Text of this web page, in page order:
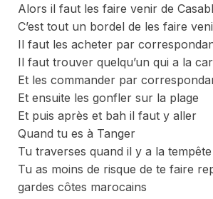
Alors il faut les faire venir de
C’est tout un bordel de les faire
Il faut les acheter par
Il faut trouver quelqu’un qui a la
Et les commander par
Et ensuite les gonfler sur la plage
Et puis après et bah il faut y aller
Quand tu es à Tanger
Tu traverses quand il y a la tempête
Tu as moins de risque de te faire
gardes côtes marocains